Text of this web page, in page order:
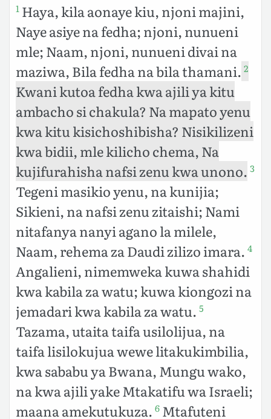
1 Haya, kila aonaye kiu, njoni majini,
Naye asiye na fedha; njoni, nunueni
mle; Naam, njoni, nunueni divai na
maziwa, Bila fedha na bila thamani. 2
Kwani kutoa fedha kwa ajili ya kitu
ambacho si chakula? Na mapato yenu
kwa kitu kisichoshibisha? Nisikilizeni
kwa bidii, mle kilicho chema, Na
kujifurahisha nafsi zenu kwa unono. 3
Tegeni masikio yenu, na kunijia;
Sikieni, na nafsi zenu zitaishi; Nami
nitafanya nanyi agano la milele,
Naam, rehema za Daudi zilizo imara. 4
Angalieni, nimemweka kuwa shahidi
kwa kabila za watu; kuwa kiongozi na
jemadari kwa kabila za watu. 5
Tazama, utaita taifa usilolijua, na
taifa lisilokujua wewe litakukimbilia,
kwa sababu ya Bwana, Mungu wako,
na kwa ajili yake Mtakatifu wa Israeli;
maana amekutukuza. 6 Mtafuteni